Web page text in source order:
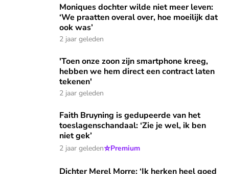
Moniques dochter wilde niet meer leven: ‘We praatten
Moniques dochter wilde niet meer leven:
‘We praatten overal over, hoe moeilijk dat
ook was’
2 jaar geleden
'Toen onze zoon zijn smartphone kreeg, hebben we hem
'Toen onze zoon zijn smartphone kreeg,
hebben we hem direct een contract laten
tekenen'
2 jaar geleden
Faith Bruyning is gedupeerde van het toeslagenschandaal:
Faith Bruyning is gedupeerde van het
toeslagenschandaal: ‘Zie je wel, ik ben
niet gek’
2 jaar geleden⭐Premium
Dichter Merel Morre: ‘Ik herken heel goed dat het leven je
Dichter Merel Morre: ‘Ik herken heel goed